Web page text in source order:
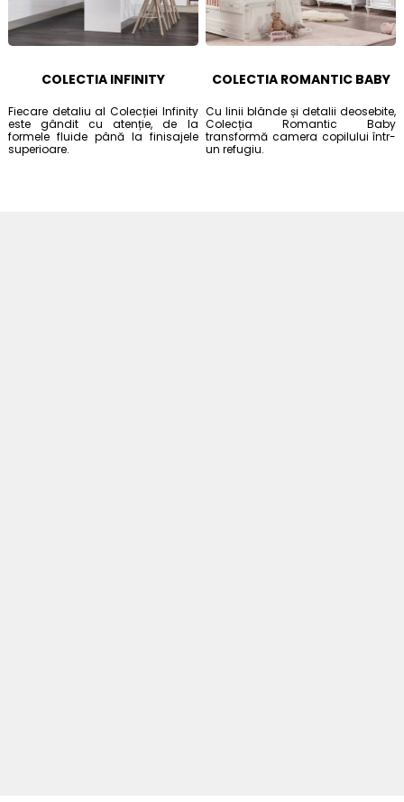
COLECTIA INFINITY
Fiecare detaliu al Colecției Infinity
este gândit cu atenție, de la
formele fluide până la finisajele
superioare.
COLECTIA ROMANTIC BABY
Cu linii blânde și detalii deosebite,
Colecția Romantic Baby
transformă camera copilului într-
un refugiu.